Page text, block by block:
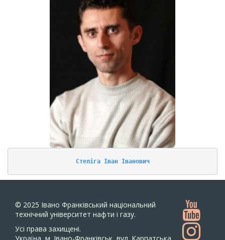
Стеліга Іван Іванович
© 2025 Івано Франківський національний
технічний університет нафти і газу.
Усi права захищенi.